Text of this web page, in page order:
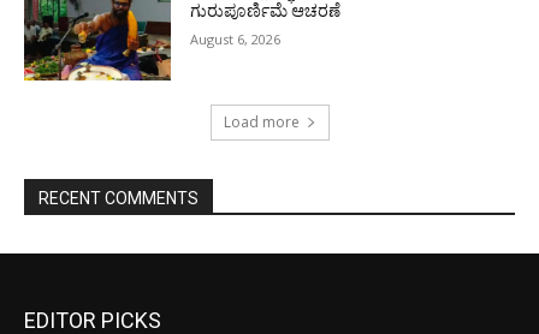
ಗುರುಪೂರ್ಣಿಮೆ ಆಚರಣೆ
August 6, 2026
Load more
RECENT COMMENTS
EDITOR PICKS